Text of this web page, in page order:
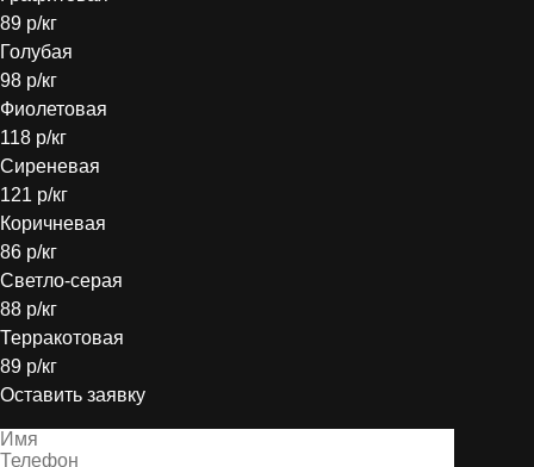
89 р/кг
Голубая
98 р/кг
Фиолетовая
118 р/кг
Сиреневая
121 р/кг
Коричневая
86 р/кг
Светло-серая
88 р/кг
Терракотовая
89 р/кг
Оставить заявку